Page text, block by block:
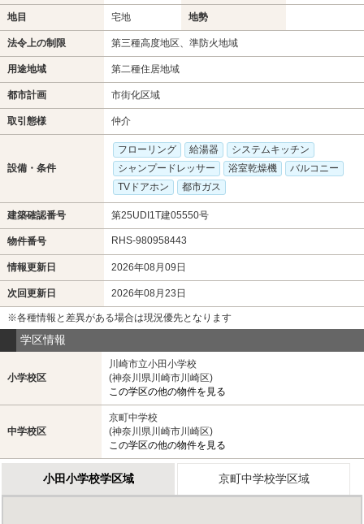
地目 宅地 地勢
法令上の制限 第三種高度地区、準防火地域
用途地域 第二種住居地域
都市計画 市街化区域
取引態様 仲介
設備・条件
フローリング 給湯器
システムキッチン
シャンプードレッサー
浴室乾燥機
バルコニー
TVドアホン
都市ガス
建築確認番号 第25UDI1T建05550号
物件番号 RHS-980958443
情報更新日 2026年08月09日
次回更新日 2026年08月23日
※各種情報と差異がある場合は現況優先となります
学区情報
小学校区
川崎市立小田小学校
(神奈川県川崎市川崎区)
この学区の他の物件を見る
中学校区
京町中学校
(神奈川県川崎市川崎区)
この学区の他の物件を見る
小田小学校学区域 京町中学校学区域